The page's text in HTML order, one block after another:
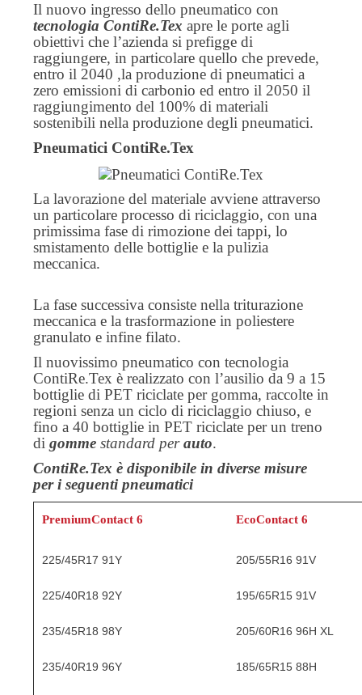
Il nuovo ingresso dello pneumatico con
tecnologia ContiRe.Tex apre le porte agli
obiettivi che l’azienda si prefigge di
raggiungere, in particolare quello che prevede,
entro il 2040 ,la produzione di pneumatici a
zero emissioni di carbonio ed entro il 2050 il
raggiungimento del 100% di materiali
sostenibili nella produzione degli pneumatici.
Pneumatici ContiRe.Tex
La lavorazione del materiale avviene attraverso
un particolare processo di riciclaggio, con una
primissima fase di rimozione dei tappi, lo
smistamento delle bottiglie e la pulizia
meccanica.
La fase successiva consiste nella triturazione
meccanica e la trasformazione in poliestere
granulato e infine filato.
Il nuovissimo pneumatico con tecnologia
ContiRe.Tex è realizzato con l’ausilio da 9 a 15
bottiglie di PET riciclate per gomma, raccolte in
regioni senza un ciclo di riciclaggio chiuso, e
fino a 40 bottiglie in PET riciclate per un treno
di gommestandard perauto.
ContiRe.Tex è disponibile in diverse misure
per i seguenti pneumatici
PremiumContact 6 EcoContact 6
225/45R17 91Y 205/55R16 91V
225/40R18 92Y 195/65R15 91V
235/45R18 98Y 205/60R16 96H XL
235/40R19 96Y 185/65R15 88H